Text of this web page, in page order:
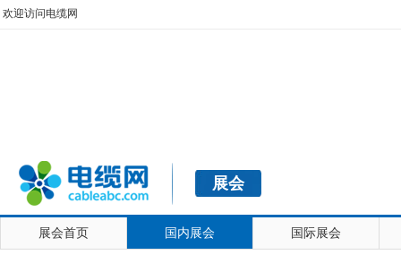
欢迎访问电缆网
展会
展会首页 国内展会 国际展会